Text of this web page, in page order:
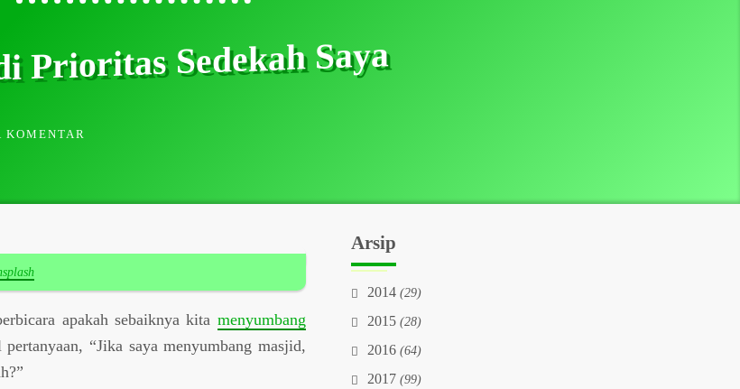
Prioritas Sedekah Saya
apakah sebaiknya kita menyumbang
“Jika saya menyumbang masjid,
Arsip
2014(29)
2015(28)
2016(64)
2017(99)